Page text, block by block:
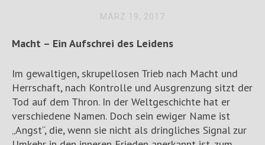
MÄRZ 19, 2017
Macht – Ein Aufschrei des Leidens
Im gewaltigen, skrupellosen Trieb nach Macht und
Herrschaft, nach Kontrolle und Ausgrenzung sitzt der
Tod auf dem Thron. In der Weltgeschichte hat er
verschiedene Namen. Doch sein ewiger Name ist
„Angst“, die, wenn sie nicht als dringliches Signal zur